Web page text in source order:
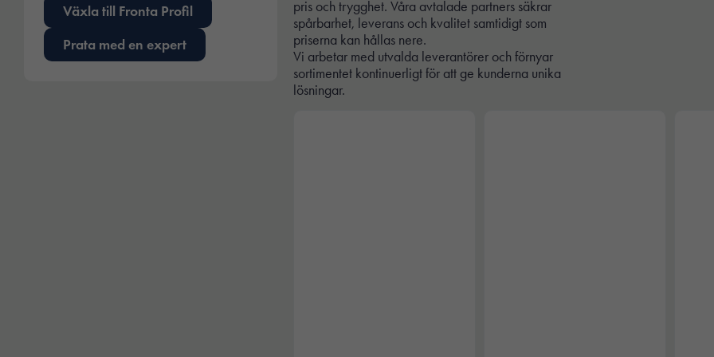
Växla till Fronta Profil
Prata med en expert
pris och trygghet. Våra avtalade partners säkrar
spårbarhet, leverans och kvalitet samtidigt som
priserna kan hållas nere.
Vi arbetar med utvalda leverantörer och förnyar
sortimentet kontinuerligt för att ge kunderna unika
lösningar.